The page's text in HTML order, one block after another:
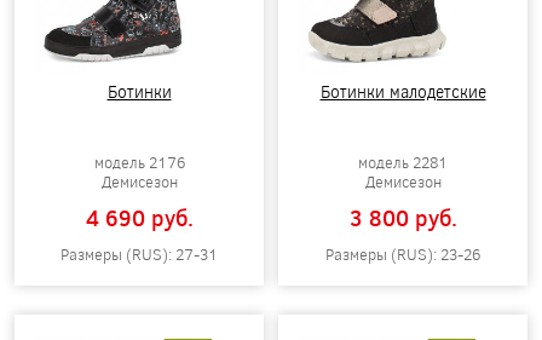
Ботинки
модель 2176
Демисезон
4 690 pуб.
Размеры (RUS): 27-31
Ботинки малодетские
модель 2281
Демисезон
3 800 pуб.
Размеры (RUS): 23-26